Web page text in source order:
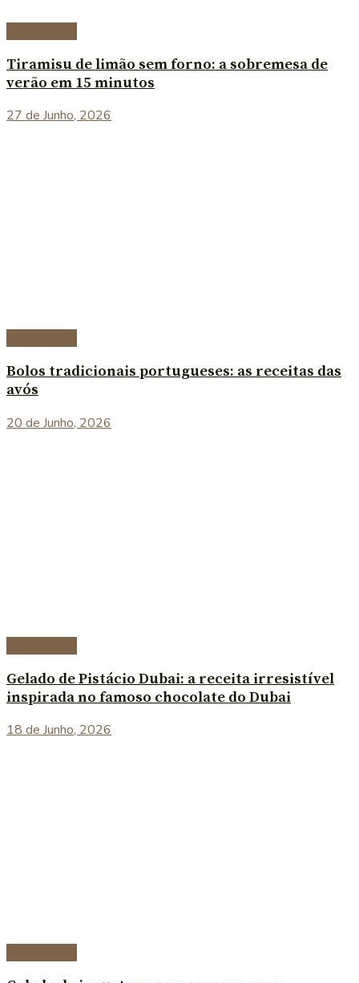
Tiramisu de limão sem forno: a sobremesa de
verão em 15 minutos
27 de Junho, 2026
Bolos tradicionais portugueses: as receitas das
avós
20 de Junho, 2026
Gelado de Pistácio Dubai: a receita irresistível
inspirada no famoso chocolate do Dubai
18 de Junho, 2026